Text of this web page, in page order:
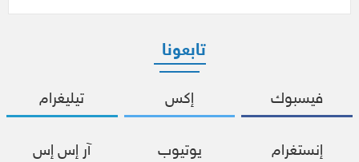
تابعونا
فيسبوك إكس تيليغرام
إنستغرام يوتيوب آر إس إس